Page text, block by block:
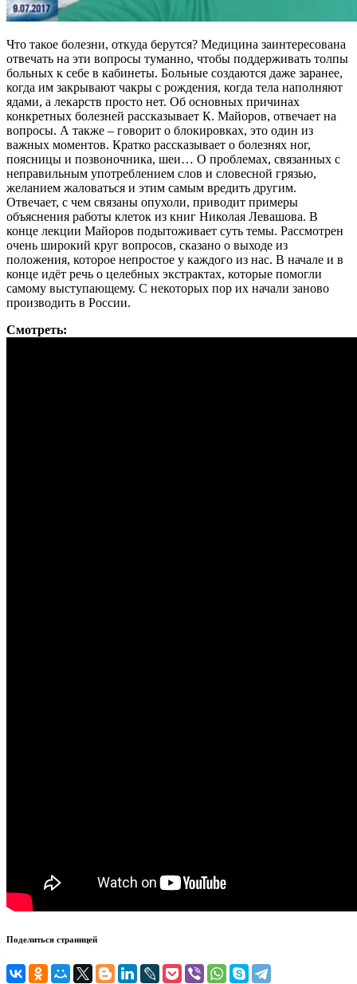
Что такое болезни, откуда берутся? Медицина заинтересована
отвечать на эти вопросы туманно, чтобы поддерживать толпы
больных к себе в кабинеты. Больные создаются даже заранее,
когда им закрывают чакры с рождения, когда тела наполняют
ядами, а лекарств просто нет. Об основных причинах
конкретных болезней рассказывает К. Майоров, отвечает на
вопросы. А также – говорит о блокировках, это один из
важных моментов. Кратко рассказывает о болезнях ног,
поясницы и позвоночника, шеи… О проблемах, связанных с
неправильным употреблением слов и словесной грязью,
желанием жаловаться и этим самым вредить другим.
Отвечает, с чем связаны опухоли, приводит примеры
объяснения работы клеток из книг Николая Левашова. В
конце лекции Майоров подытоживает суть темы. Рассмотрен
очень широкий круг вопросов, сказано о выходе из
положения, которое непростое у каждого из нас. В начале и в
конце идёт речь о целебных экстрактах, которые помогли
самому выступающему. С некоторых пор их начали заново
производить в России.
Смотреть:
Поделиться страницей